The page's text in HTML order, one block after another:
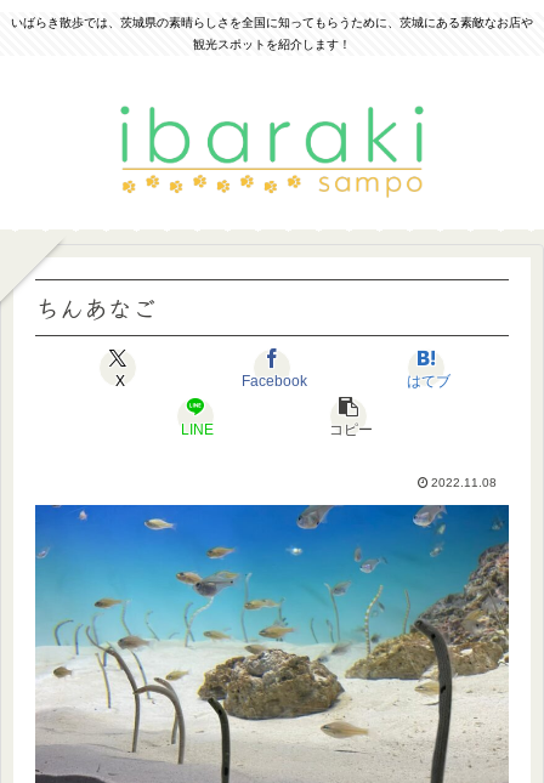
いばらき散歩では、茨城県の素晴らしさを全国に知ってもらうために、茨城にある素敵なお店や
観光スポットを紹介します！
ちんあなご
X Facebook はてブ
LINE コピー
2022.11.08